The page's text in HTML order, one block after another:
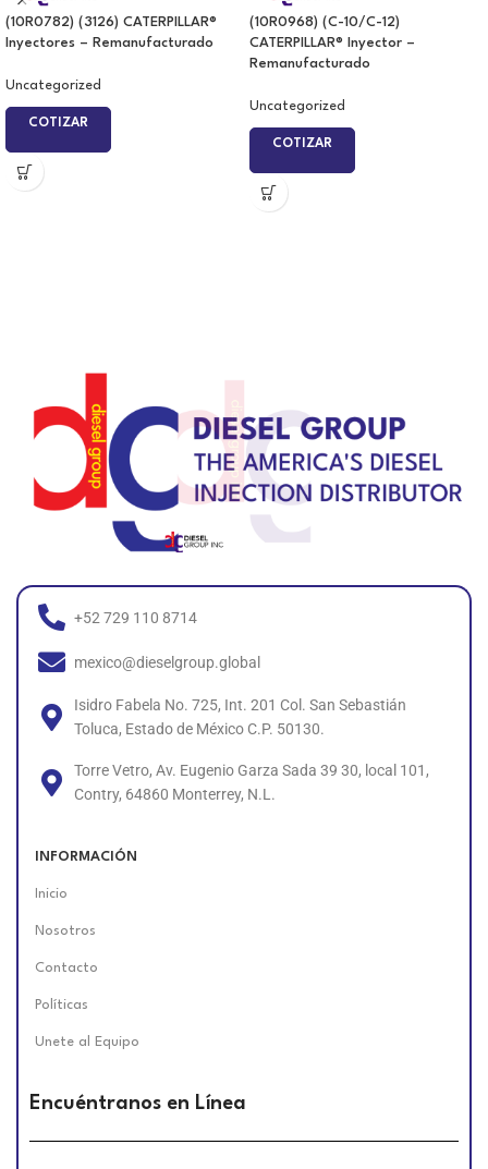
(10R0782) (3126) CATERPILLAR®
Inyectores – Remanufacturado
Uncategorized
COTIZAR
(10R0968) (C-10/C-12)
CATERPILLAR® Inyector –
Remanufacturado
Uncategorized
COTIZAR
+52 729 110 8714
mexico@dieselgroup.global
Isidro Fabela No. 725, Int. 201 Col. San Sebastián
Toluca, Estado de México C.P. 50130.
Torre Vetro, Av. Eugenio Garza Sada 39 30, local 101,
Contry, 64860 Monterrey, N.L.
INFORMACIÓN
Inicio
Nosotros
Contacto
Políticas
Unete al Equipo
Encuéntranos en Línea